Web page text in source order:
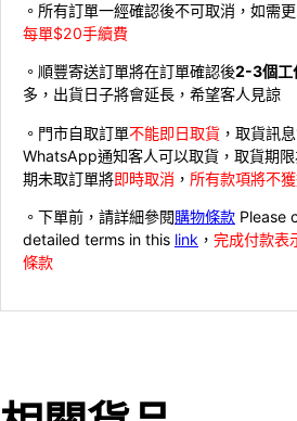
。所有訂單一經確認後不可取消，如需
每單$20手續費
。順豐寄送訂單將在訂單確認後2-3個工
多，出貨日子將會延長，希望客人見諒
。門市自取訂單不能即日取貨 ，取貨訊
WhatsApp通知客人可以取貨，取貨期
期未取訂單將即時取消 ， 所有款項將不
。下單前，請詳細參閱購物條款 Please
detailed terms in this link ， 完成付款表
條款